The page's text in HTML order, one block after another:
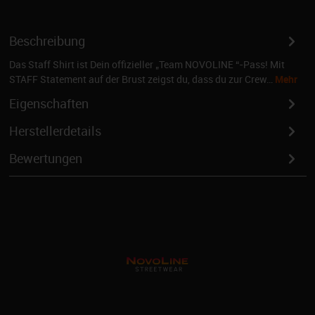
Beschreibung
Das Staff Shirt ist Dein offizieller „Team NOVOLINE “-Pass! Mit
STAFF Statement auf der Brust zeigst du, dass du zur Crew… Mehr
Eigenschaften
Herstellerdetails
Bewertungen